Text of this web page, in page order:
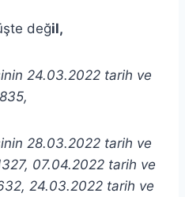
değil,
24.03.2022 tarih ve
28.03.2022 tarih ve
07.04.2022 tarih ve
24.03.2022 tarih ve